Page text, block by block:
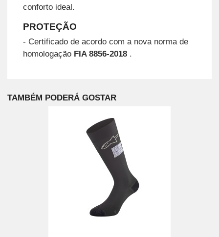
conforto ideal.
PROTEÇÃO
- Certificado de acordo com a nova norma de
homologação FIA 8856-2018.
TAMBÉM PODERÁ GOSTAR